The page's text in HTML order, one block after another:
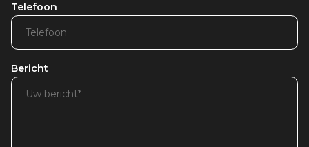
Telefoon
Bericht